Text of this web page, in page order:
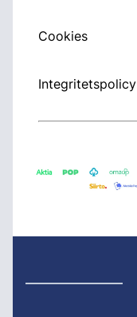
Cookies
Integritetspolicy